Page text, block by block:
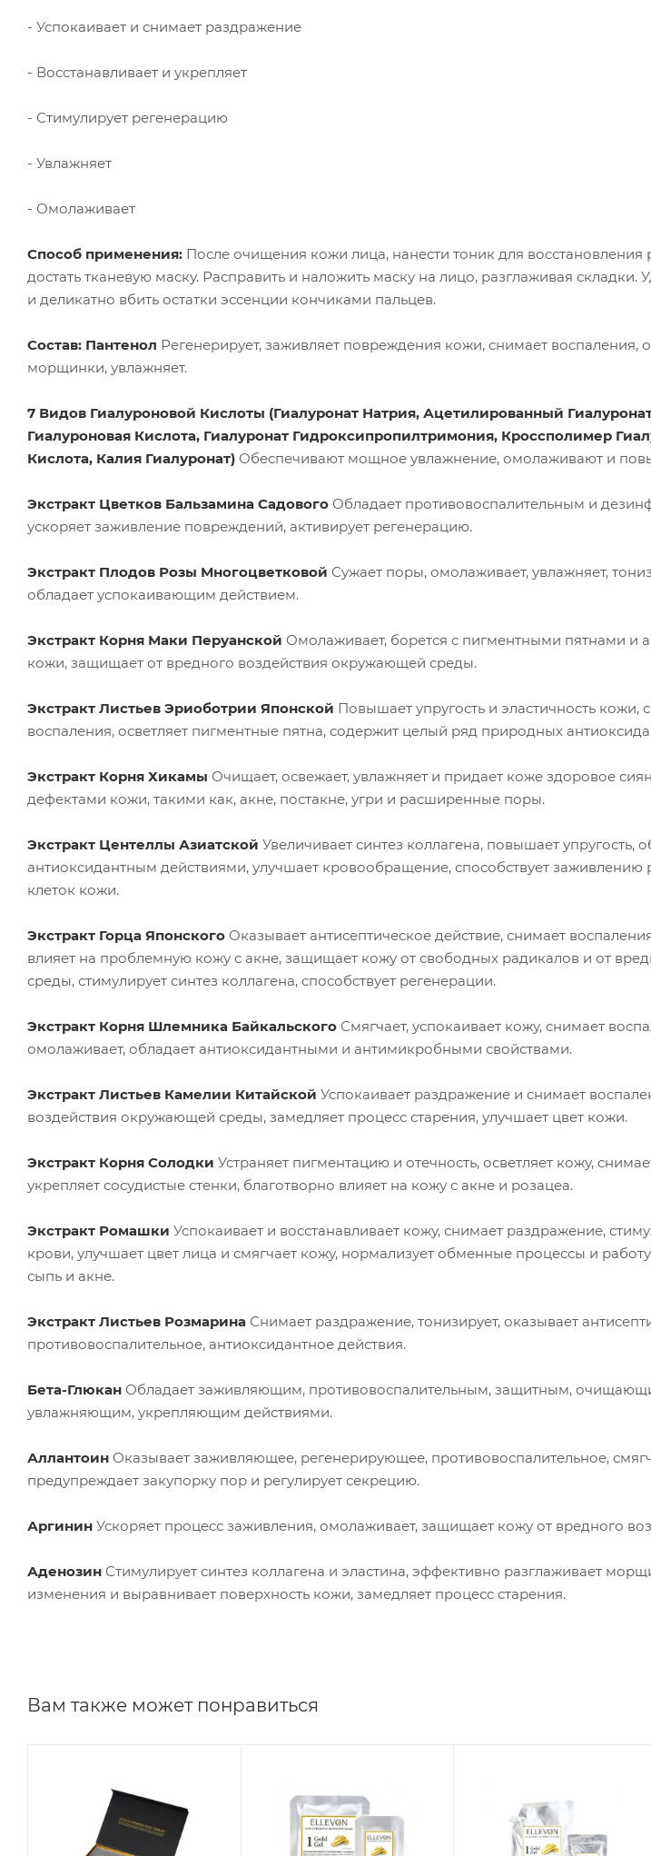
- Успокаивает и снимает раздражение
- Восстанавливает и укрепляет
- Стимулирует регенерацию
- Увлажняет
- Омолаживает
Способ применения: После очищения кожи лица, нанести тоник для восстановления
достать тканевую маску. Расправить и наложить маску на лицо, разглаживая складки.
и деликатно вбить остатки эссенции кончиками пальцев.
Состав: Пантенол Регенерирует, заживляет повреждения кожи, снимает воспаления,
морщинки, увлажняет.
7 Видов Гиалуроновой Кислоты (Гиалуронат Натрия, Ацетилированный
Гиалуроновая Кислота, Гиалуронат Гидроксипропилтримония, Кроссполимер
Кислота, Калия Гиалуронат) Обеспечивают мощное увлажнение, омолаживают и
Экстракт Цветков Бальзамина Садового Обладает противовоспалительным и
ускоряет заживление повреждений, активирует регенерацию.
Экстракт Плодов Розы Многоцветковой Сужает поры, омолаживает, увлажняет,
обладает успокаивающим действием.
Экстракт Корня Маки Перуанской Омолаживает, борется с пигментными пятнами и
кожи, защищает от вредного воздействия окружающей среды.
Экстракт Листьев Эриоботрии Японской Повышает упругость и эластичность кожи,
воспаления, осветляет пигментные пятна, содержит целый ряд природных
Экстракт Корня Хикамы Очищает, освежает, увлажняет и придает коже здоровое
дефектами кожи, такими как, акне, постакне, угри и расширенные поры.
Экстракт Центеллы Азиатской Увеличивает синтез коллагена, повышает упругость,
антиоксидантным действиями, улучшает кровообращение, способствует заживлению
клеток кожи.
Экстракт Горца Японского Оказывает антисептическое действие, снимает
влияет на проблемную кожу с акне, защищает кожу от свободных радикалов и от
среды, стимулирует синтез коллагена, способствует регенерации.
Экстракт Корня Шлемника Байкальского Смягчает, успокаивает кожу, снимает
омолаживает, обладает антиоксидантными и антимикробными свойствами.
Экстракт Листьев Камелии Китайской Успокаивает раздражение и снимает
воздействия окружающей среды, замедляет процесс старения, улучшает цвет кожи.
Экстракт Корня Солодки Устраняет пигментацию и отечность, осветляет кожу,
укрепляет сосудистые стенки, благотворно влияет на кожу с акне и розацеа.
Экстракт Ромашки Успокаивает и восстанавливает кожу, снимает раздражение,
крови, улучшает цвет лица и смягчает кожу, нормализует обменные процессы и
сыпь и акне.
Экстракт Листьев Розмарина Снимает раздражение, тонизирует, оказывает
противовоспалительное, антиоксидантное действия.
Бета-Глюкан Обладает заживляющим, противовоспалительным, защитным,
увлажняющим, укрепляющим действиями.
Аллантоин Оказывает заживляющее, регенерирующее, противовоспалительное,
предупреждает закупорку пор и регулирует секрецию.
Аргинин Ускоряет процесс заживления, омолаживает, защищает кожу от вредного
Аденозин Стимулирует синтез коллагена и эластина, эффективно разглаживает
изменения и выравнивает поверхность кожи, замедляет процесс старения.
Вам также может понравиться